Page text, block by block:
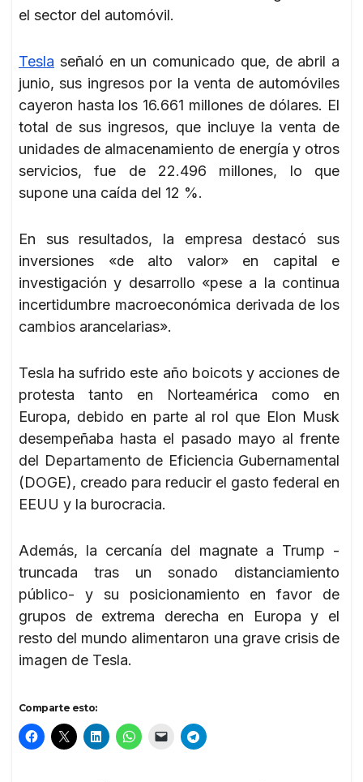
el sector del automóvil.
Tesla señaló en un comunicado que, de abril a
junio, sus ingresos por la venta de automóviles
cayeron hasta los 16.661 millones de dólares. El
total de sus ingresos, que incluye la venta de
unidades de almacenamiento de energía y otros
servicios, fue de 22.496 millones, lo que
supone una caída del 12 %.
En sus resultados, la empresa destacó sus
inversiones «de alto valor» en capital e
investigación y desarrollo «pese a la continua
incertidumbre macroeconómica derivada de los
cambios arancelarias».
Tesla ha sufrido este año boicots y acciones de
protesta tanto en Norteamérica como en
Europa, debido en parte al rol que Elon Musk
desempeñaba hasta el pasado mayo al frente
del Departamento de Eficiencia Gubernamental
(DOGE), creado para reducir el gasto federal en
EEUU y la burocracia.
Además, la cercanía del magnate a Trump -
truncada tras un sonado distanciamiento
público- y su posicionamiento en favor de
grupos de extrema derecha en Europa y el
resto del mundo alimentaron una grave crisis de
imagen de Tesla.
Comparte esto: